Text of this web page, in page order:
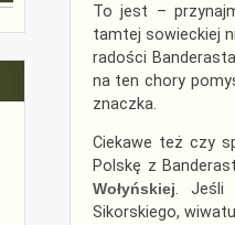
To jest –
tamtej sowieckiej
radości
na ten chory
znaczka.
Ciekawe też czy
Polskę z
Wołyńskiej. Jeśli
Sikorskiego,